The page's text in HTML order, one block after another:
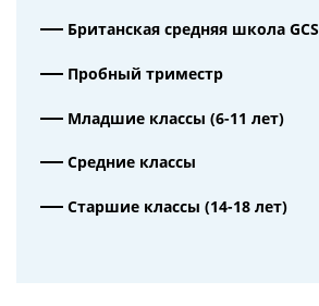
Британская средняя школа
Пробный триместр
Младшие классы (6-11 лет)
Средние классы
Старшие классы (14-18 лет)